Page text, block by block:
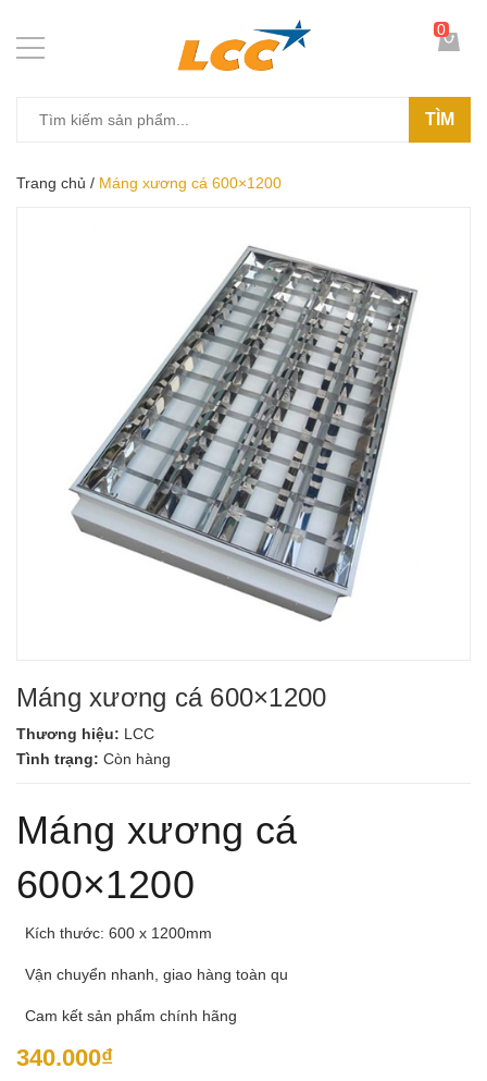
TÌM
0
Trang chủ / Máng xương cá 600×1200
Máng xương cá 600×1200
Thương hiệu: LCC
Tình trạng: Còn hàng
Máng xương cá
600×1200
Kích thước: 600 x 1200mm
Vận chuyển nhanh, giao hàng toàn qu
Cam kết sản phẩm chính hãng
340.000₫